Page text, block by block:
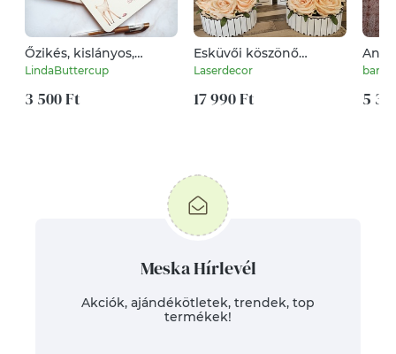
Őzikés, kislányos,
keresztszülő felkérő lap,
Keresztelő meghívó
LindaButtercup
3 500 Ft
Esküvői köszönő
ajándék szett
Laserdecor
17 990 Ft 5
Meska Hírlevél
Akciók, ajándékötletek, trendek, top
termékek!